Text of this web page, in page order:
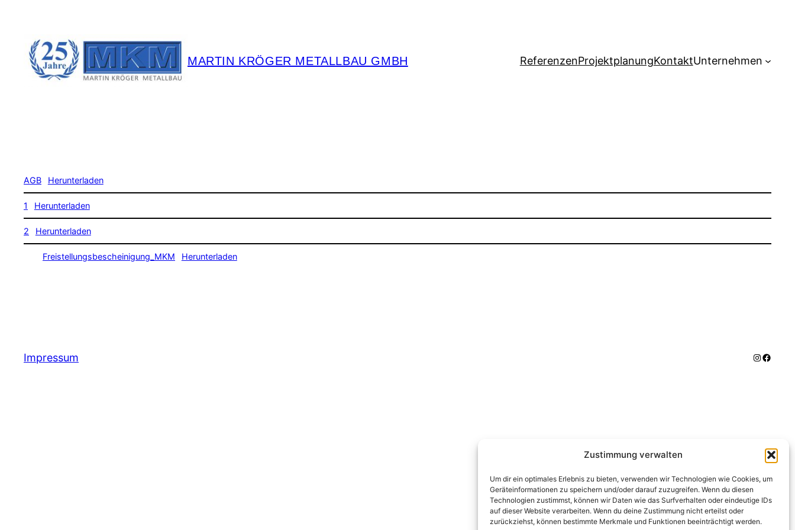
Zustimmung verwalten
Um dir ein optimales Erlebnis zu bieten, verwenden wir Technologien wie Cookies, um
Geräteinformationen zu speichern und/oder darauf zuzugreifen. Wenn du diesen
Technologien zustimmst, können wir Daten wie das Surfverhalten oder eindeutige IDs
auf dieser Website verarbeiten. Wenn du deine Zustimmung nicht erteilst oder
zurückziehst, können bestimmte Merkmale und Funktionen beeinträchtigt werden.
springen
MARTIN KRÖGER METALLBAU GMBH ReferenzenProjektplanungKontaktUnternehmen
AGB Herunterladen
1 Herunterladen
2 Herunterladen
Freistellungsbescheinigung_MKM Herunterladen
Impressum